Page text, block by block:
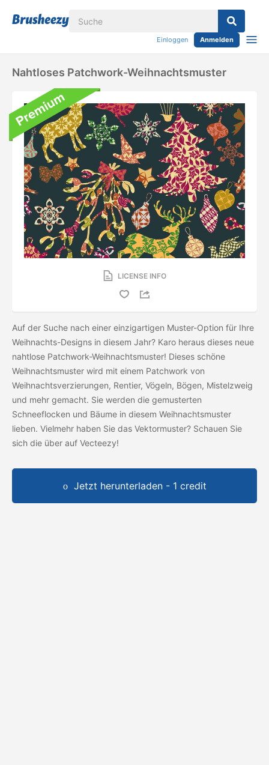
Einloggen Anmelden
Nahtloses Patchwork-Weihnachtsmuster
LICENSE INFO
Auf der Suche nach einer einzigartigen Muster-Option für Ihre
Weihnachts-Designs in diesem Jahr? Karo heraus dieses neue
nahtlose Patchwork-Weihnachtsmuster! Dieses schöne
Weihnachtsmuster wird mit einem Patchwork von
Weihnachtsverzierungen, Rentier, Vögeln, Bögen, Mistelzweig
und mehr gemacht. Sie werden die gemusterten
Schneeflocken und Bäume in diesem Weihnachtsmuster
lieben. Vielmehr haben Sie das Vektormuster? Schauen Sie
sich die über auf Vecteezy!
Jetzt herunterladen - 1 credit